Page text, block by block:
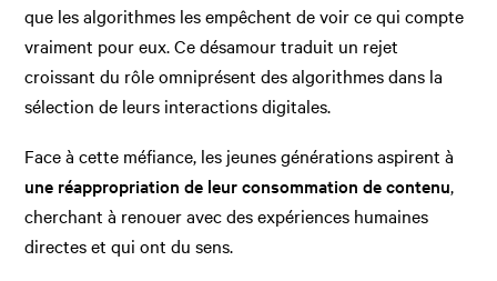
que les algorithmes les empêchent de voir ce qui compte
vraiment pour eux. Ce désamour traduit un rejet
croissant du rôle omniprésent des algorithmes dans la
sélection de leurs interactions digitales.
Face à cette méfiance, les jeunes générations aspirent à
une réappropriation de leur consommation de contenu,
cherchant à renouer avec des expériences humaines
directes et qui ont du sens.